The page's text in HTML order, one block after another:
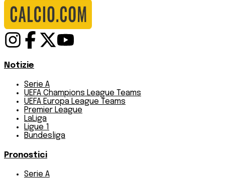
Notizie
Serie A
UEFA Champions League Teams
UEFA Europa League Teams
Premier League
LaLiga
Ligue 1
Bundesliga
Pronostici
Serie A